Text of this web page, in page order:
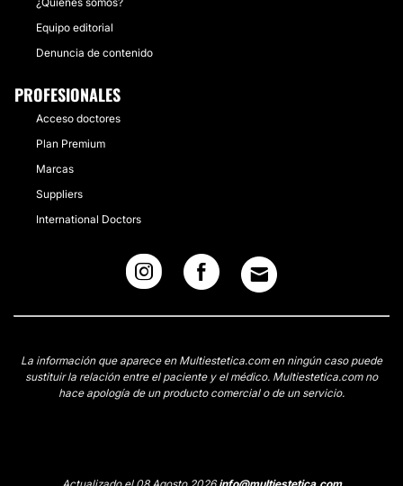
Equipo editorial
Denuncia de contenido
PROFESIONALES
Acceso doctores
Plan Premium
Marcas
Suppliers
International Doctors
La información que aparece en Multiestetica.com en ningún caso puede
sustituir la relación entre el paciente y el médico. Multiestetica.com no
hace apología de un producto comercial o de un servicio.